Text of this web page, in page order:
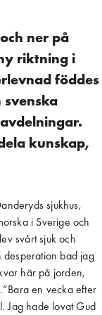
ner på
riktning i
föddes
kunskap,
sjukhus,
i Sverige och
svårt sjuk och
desperation bad jag
här på jorden,
en vecka efter
Jag hade lovat Gud